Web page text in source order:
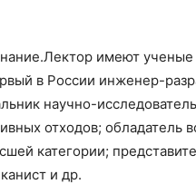
имеют
в России инженер-
научно-
отходов;
категории;
и др.